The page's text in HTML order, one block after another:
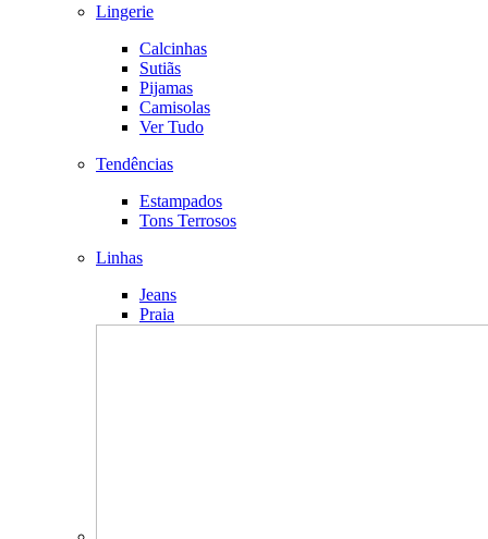
Lingerie
Calcinhas
Sutiãs
Pijamas
Camisolas
Ver Tudo
Tendências
Estampados
Tons Terrosos
Linhas
Jeans
Praia